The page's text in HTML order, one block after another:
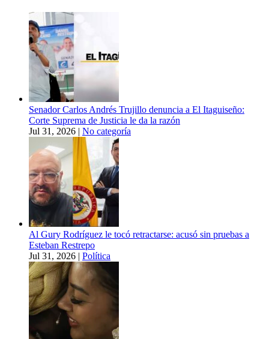
Senador Carlos Andrés Trujillo denuncia a El Itaguiseño:
Corte Suprema de Justicia le da la razón
Jul 31, 2026 | No categoría
Al Gury Rodríguez le tocó retractarse: acusó sin pruebas a
Esteban Restrepo
Jul 31, 2026 | Política